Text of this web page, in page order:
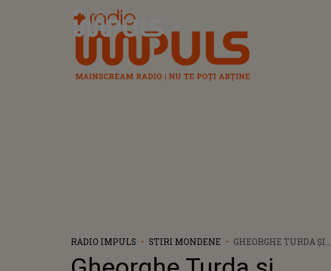
Radio Impuls
RADIO IMPULS STIRI MONDENE
GHEORGHE TURDA ȘI
AU ÎNGROPAT SECUREA